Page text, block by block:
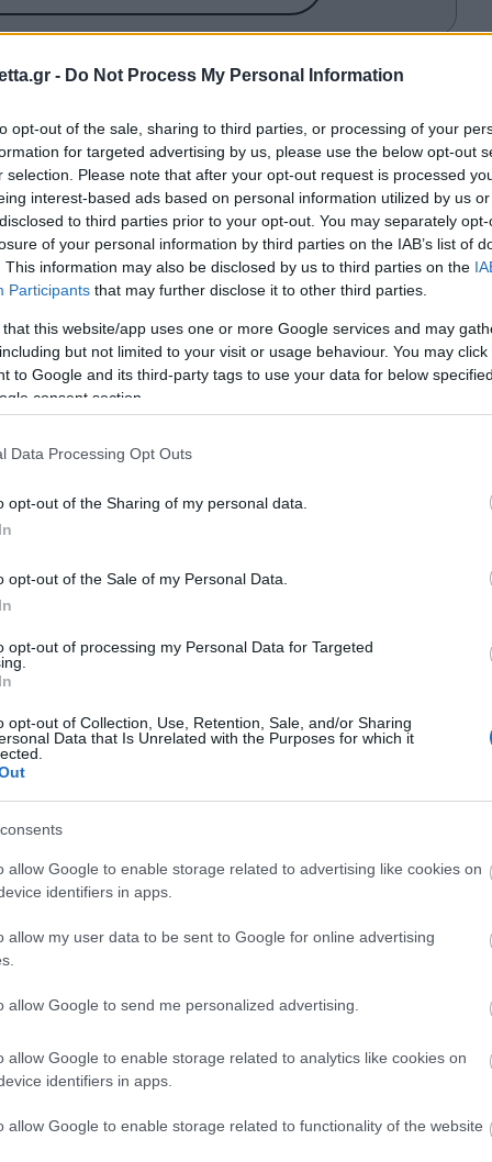
- Do Not Process My Personal Information
opt-out of the sale, sharing to third parties, or processing of your
for targeted advertising by us, please use the below opt-out
selection. Please note that after your opt-out request is processed
interest-based ads based on personal information utilized by us
to third parties prior to your opt-out. You may separately
of your personal information by third parties on the IAB’s list of
This information may also be disclosed by us to third parties on the
Participants that may further disclose it to other third parties.
this website/app uses one or more Google services and may
but not limited to your visit or usage behaviour. You may
to Google and its third-party tags to use your data for below
consent section.
Data Processing Opt Outs
opt-out of the Sharing of my personal data.
opt-out of the Sale of my Personal Data.
opt-out of processing my Personal Data for Targeted
opt-out of Collection, Use, Retention, Sale, and/or Sharing
Data that Is Unrelated with the Purposes for which it
allow Google to enable storage related to advertising like cookies on
identifiers in apps.
allow my user data to be sent to Google for online advertising
allow Google to send me personalized advertising.
allow Google to enable storage related to analytics like cookies on
identifiers in apps.
allow Google to enable storage related to functionality of the website
φάσεις από τη νίκη του
Game 1 των τελικών της
με82-76και έκανε το 1-0 στη σειρά τωντελικών
για τονΠαναθηναϊκό